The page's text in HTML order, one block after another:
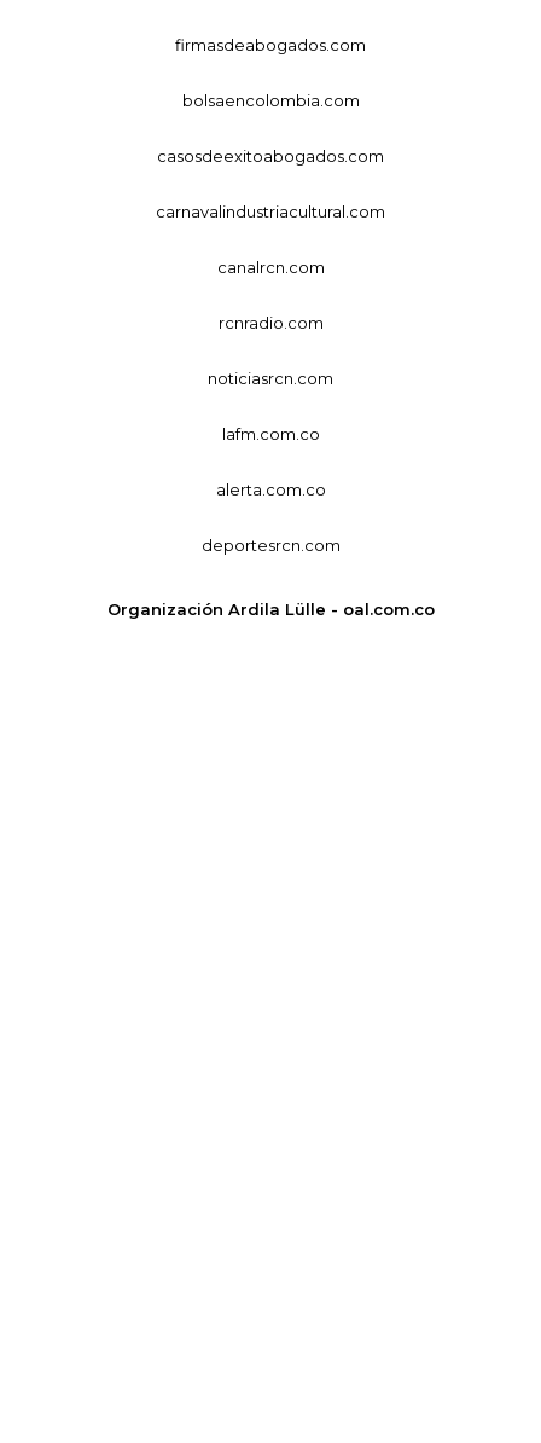
firmasdeabogados.com
bolsaencolombia.com
casosdeexitoabogados.com
carnavalindustriacultural.com
canalrcn.com
rcnradio.com
noticiasrcn.com
lafm.com.co
alerta.com.co
deportesrcn.com
Organización Ardila Lülle - oal.com.co